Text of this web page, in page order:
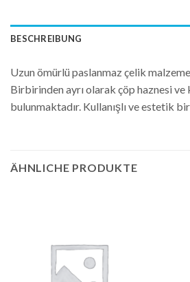
BESCHREIBUNG
Uzun ömürlü paslanmaz çelik
Birbirinden ayrı olarak çöp haznesi ve
bulunmaktadır. Kullanışlı ve estetik
ÄHNLICHE PRODUKTE